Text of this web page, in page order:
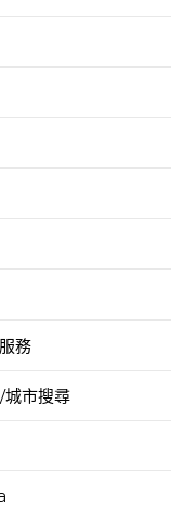
務
市搜尋